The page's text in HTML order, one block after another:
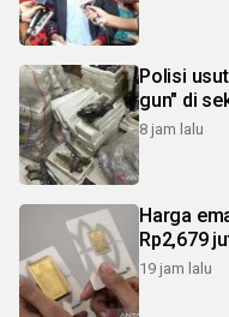
Polisi
gun" di
8 jam lalu
Harga
Rp2,679
19 jam lalu